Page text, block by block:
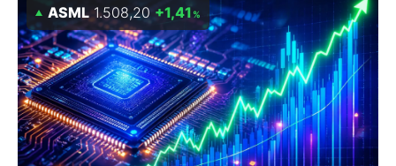
Experten
Mein B:O
Mein Konto
ASML 1.508,20 +1,41 %